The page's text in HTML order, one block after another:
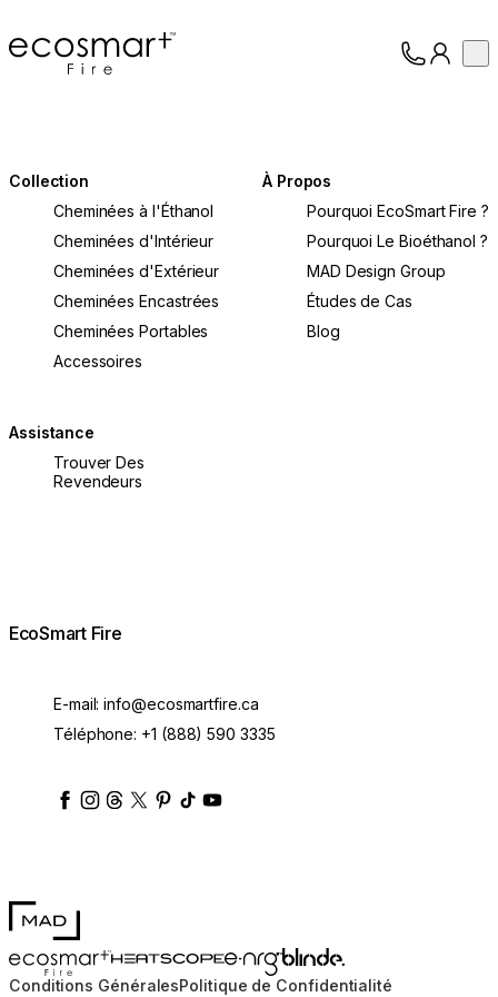
EcoSmart Fire
Collection
Cheminées à l'Éthanol
Cheminées d'Intérieur
Cheminées d'Extérieur
Cheminées Encastrées
Cheminées Portables
Accessoires
À Propos
Pourquoi EcoSmart Fire ?
Pourquoi Le Bioéthanol ?
MAD Design Group
Études de Cas
Blog
Assistance
Trouver Des
Revendeurs
EcoSmart Fire
E-mail:info@ecosmartfire.ca
Téléphone: +1 (888) 590 3335
ecosmartfire
ecosmartfire
ecosmartfire
ecosmartfire
ecosmartfire
ecosmartfire
ecosmartfires
MAD Design
EcoSmart FireHEATSCOPE® Heaters
e-NRG Bioethanol
Blinde Design
Conditions GénéralesPolitique de Confidentialité